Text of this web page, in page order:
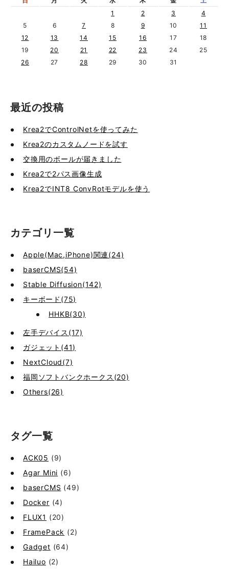
1
2 3
4
5
6 7 8 9 10
11
12
13 14 15 16 17
18
19
20 21 22 23 24
25
26
27 28 29 30 31
最近の投稿
Krea2でControlNetを使ってみた
Krea2のカスタムノードを試す
交換用のボールが届きました
Krea2で2パス画像生成
Krea2でINT8 ConvRotモデルを使う
カテゴリ一覧
Apple(Mac,iPhone)関連(24)
baserCMS(54)
Stable Diffusion(142)
キーボード(75)
HHKB(30)
左手デバイス(17)
ガジェット(41)
NextCloud(7)
福岡ソフトバンクホークス(20)
Others(26)
タグ一覧
ACK05 (9)
Agar Mini (6)
baserCMS (49)
Docker (4)
FLUX1 (20)
FramePack (2)
Gadget (64)
Hailuo (2)